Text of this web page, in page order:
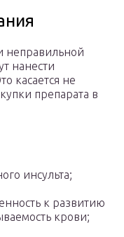
неправильной
нанести
касается не
препарата в
инсульта;
к развитию
крови;